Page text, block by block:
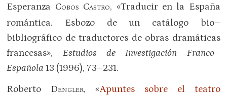
Esperanza COBOS CASTRO, «Traducir en la España
romántica. Esbozo de un catálogo bio–
bibliográfico de traductores de obras dramáticas
francesas», Estudios de Investigación Franco–
Española13 (1996), 73–231.
Roberto DENGLER, «Apuntes sobre el teatro